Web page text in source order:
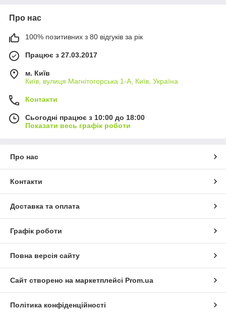
Про нас
100% позитивних з 80 відгуків за рік
Працює з 27.03.2017
м. Київ
Київ, вулиця Магнітогорська 1-А, Київ, Україна
Контакти
Сьогодні працює з 10:00 до 18:00
Показати весь графік роботи
Про нас
Контакти
Доставка та оплата
Графік роботи
Повна версія сайту
Сайт створено на маркетплейсі Prom.ua
Політика конфіденційності